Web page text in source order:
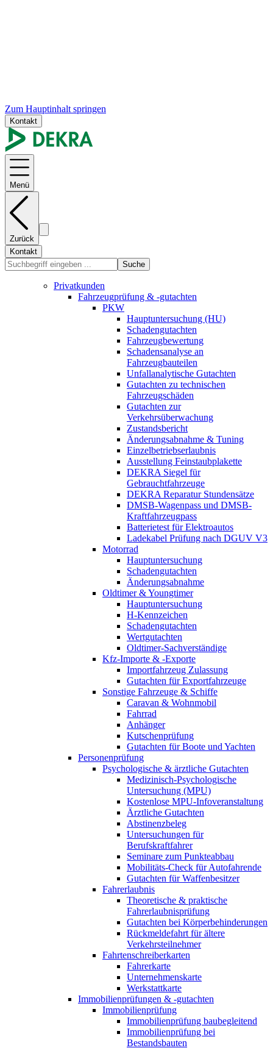
Zum Hauptinhalt springen
Kontakt
Menü
Zurück
Kontakt
Suche
Privatkunden
Fahrzeugprüfung & -gutachten
PKW
Hauptuntersuchung (HU)
Schadengutachten
Fahrzeugbewertung
Schadensanalyse an
Fahrzeugbauteilen
Unfallanalytische Gutachten
Gutachten zu technischen
Fahrzeugschäden
Gutachten zur
Verkehrsüberwachung
Zustandsbericht
Änderungsabnahme & Tuning
Einzelbetriebserlaubnis
Ausstellung Feinstaubplakette
DEKRA Siegel für
Gebrauchtfahrzeuge
DEKRA Reparatur Stundensätze
DMSB-Wagenpass und DMSB-
Kraftfahrzeugpass
Batterietest für Elektroautos
Ladekabel Prüfung nach DGUV V3
Motorrad
Hauptuntersuchung
Schadengutachten
Änderungsabnahme
Oldtimer & Youngtimer
Hauptuntersuchung
H-Kennzeichen
Schadengutachten
Wertgutachten
Oldtimer-Sachverständige
Kfz-Importe & -Exporte
Importfahrzeug Zulassung
Gutachten für Exportfahrzeuge
Sonstige Fahrzeuge & Schiffe
Caravan & Wohnmobil
Fahrrad
Anhänger
Kutschenprüfung
Gutachten für Boote und Yachten
Personenprüfung
Psychologische & ärztliche Gutachten
Medizinisch-Psychologische
Untersuchung (MPU)
Kostenlose MPU-Infoveranstaltung
Ärztliche Gutachten
Abstinenzbeleg
Untersuchungen für
Berufskraftfahrer
Seminare zum Punkteabbau
Mobilitäts-Check für Autofahrende
Gutachten für Waffenbesitzer
Fahrerlaubnis
Theoretische & praktische
Fahrerlaubnisprüfung
Gutachten bei Körperbehinderungen
Rückmeldefahrt für ältere
Verkehrsteilnehmer
Fahrtenschreiberkarten
Fahrerkarte
Unternehmenskarte
Werkstattkarte
Immobilienprüfungen & -gutachten
Immobilienprüfung
Immobilienprüfung baubegleitend
Immobilienprüfung bei
Bestandsbauten